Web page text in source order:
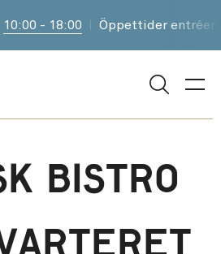
10:00 - 18:00 Öppettider entréer
bistro